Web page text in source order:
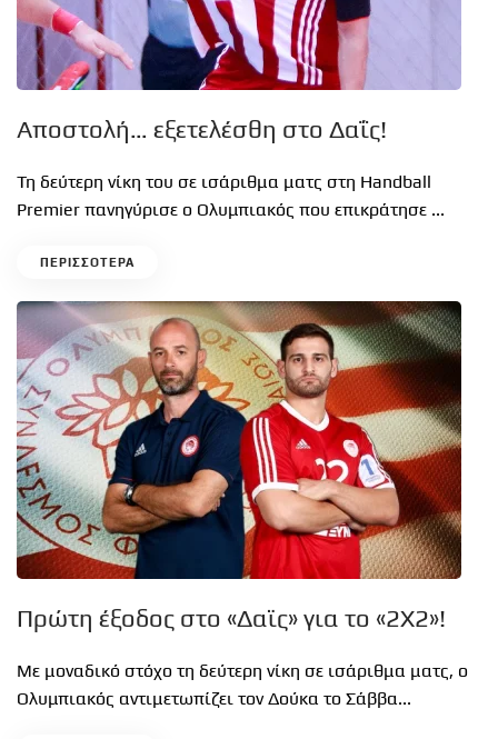
Aποστολή… εξετελέσθη στο Δαΐς!
Τη δεύτερη νίκη του σε ισάριθμα ματς στη Handball
Premier πανηγύρισε ο Ολυμπιακός που επικράτησε ...
ΠΕΡΙΣΣΟΤΕΡΑ
Πρώτη έξοδος στο «Δαϊς» για το «2Χ2»!
Με μοναδικό στόχο τη δεύτερη νίκη σε ισάριθμα ματς, ο
Ολυμπιακός αντιμετωπίζει τον Δούκα το Σάββα...